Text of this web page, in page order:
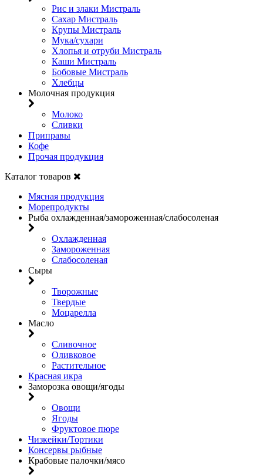
Рис и злаки Мистраль
Сахар Мистраль
Крупы Мистраль
Мука/сухари
Хлопья и отруби Мистраль
Каши Мистраль
Бобовые Мистраль
Хлебцы
Молочная продукция
Молоко
Сливки
Приправы
Кофе
Прочая продукция
Каталог товаров
Мясная продукция
Морепродукты
Рыба охлажденная/замороженная/слабосоленая
Охлажденная
Замороженная
Слабосоленая
Сыры
Творожные
Твердые
Моцарелла
Масло
Сливочное
Оливковое
Растительное
Красная икра
Заморозка овощи/ягоды
Овощи
Ягоды
Фруктовое пюре
Чизкейки/Тортики
Консервы рыбные
Крабовые палочки/мясо